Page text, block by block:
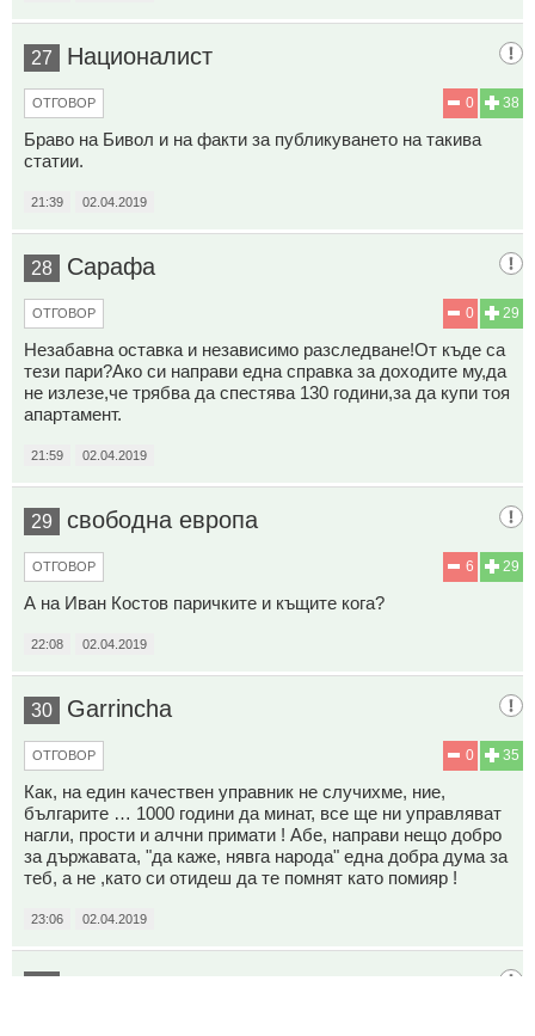
27 Националист
38
0
ОТГОВОР
Браво на Бивол и на факти за публикуването на такива
статии.
21:39 02.04.2019
28 Сарафа
29
0
ОТГОВОР
Незабавна оставка и независимо разследване!От къде са
тези пари?Ако си направи една справка за доходите му,да
не излезе,че трябва да спестява 130 години,за да купи тоя
апартамент.
21:59 02.04.2019
29 свободна европа
29
6
ОТГОВОР
А на Иван Костов паричките и къщите кога?
22:08 02.04.2019
30 Garrincha
35
0
ОТГОВОР
Как, на един качествен управник не случихме, ние,
българите … 1000 години да минат, все ще ни управляват
нагли, прости и алчни примати ! Абе, направи нещо добро
за държавата, "да каже, нявга народа" една добра дума за
теб, а не ,като си отидеш да те помнят като помияр !
23:06 02.04.2019